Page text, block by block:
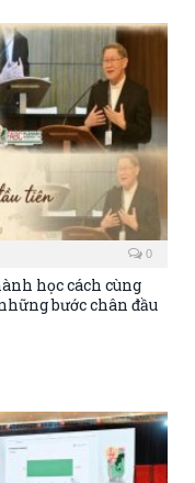
0
học cách cùng
bước chân đầu